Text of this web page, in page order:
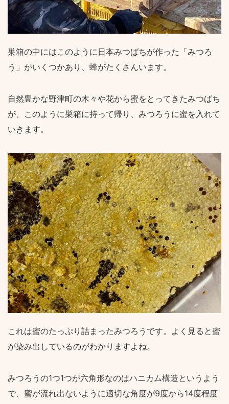
巣箱の中にはこのように日本みつばちが作った「みつろ
う」がいくつかあり、蜂がたくさんいます。
自然豊かな野津町の木々や花から蜜をとってきたみつばち
が、このように巣箱に持って帰り、みつろうに蜜を入れて
いきます。
これは蜜のたっぷり詰まったみつろうです。よく見ると蜜
が染み出しているのがわかりますよね。
みつろうの1つ1つが六角形なのはハニカム構造というよう
で、蜜が流れ出ないように適切な角度が9度から14度程度